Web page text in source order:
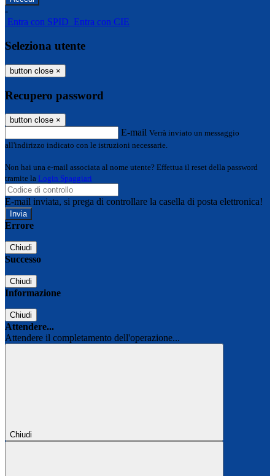
-
Entra con SPID Entra con CIE
Seleziona utente
button close ×
Recupero password
button close ×
E-mail Verrà inviato un messaggio
all'indirizzo indicato con le istruzioni necessarie.
Non hai una e-mail associata al nome utente? Effettua il reset della password
tramite la Login Spaggiari
E-mail inviata, si prega di controllare la casella di posta elettronica!
Errore
Chiudi
Successo
Chiudi
Informazione
Chiudi
Attendere...
Attendere il completamento dell'operazione...
Chiudi